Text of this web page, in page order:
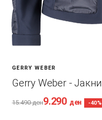
GERRY WEBER
Gerry Weber - Јакни
15.490ден9.290 ден -40%